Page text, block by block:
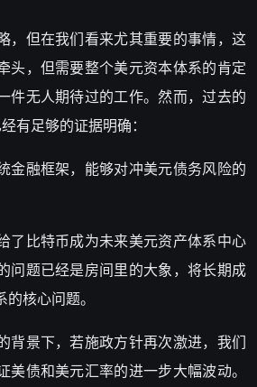
，但在我们看来尤其重要的事情，这
头，但需要整个美元资本体系的肯定
件无人期待过的工作。然而，过去的
有足够的证据明确：
金融框架，能够对冲美元债务风险的
了比特币成为未来美元资产体系中心
问题已经是房间里的大象，将长期成
核心问题。
背景下，若施政方针再次激进，我们
美债和美元汇率的进一步大幅波动。